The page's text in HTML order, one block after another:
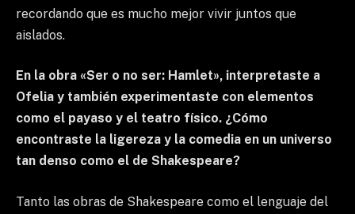
recordando que es mucho mejor vivir juntos que
aislados.
En la obra «Ser o no ser: Hamlet», interpretaste a
Ofelia y también experimentaste con elementos
como el payaso y el teatro físico. ¿Cómo
encontraste la ligereza y la comedia en un universo
tan denso como el de Shakespeare?
Tanto las obras de Shakespeare como el lenguaje del